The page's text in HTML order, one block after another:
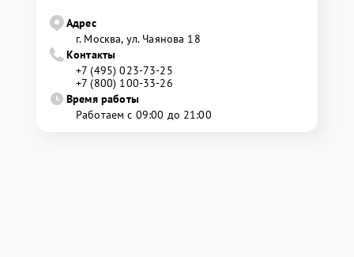
Адрес
г. Москва, ул. Чаянова 18
Контакты
+7 (495) 023-73-25
+7 (800) 100-33-26
Время работы
Работаем с 09:00 до 21:00